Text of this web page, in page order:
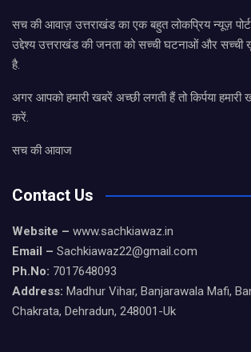
सच की आवाज़ उत्तराखंड का एक बहुत लोकप्रिय न्यूज़
उद्देश्य उत्तराखंड की जनता को सच्ची घटनाओं और सच्ची
है.
अगर आपको हमारी खबरें अच्छी लगती हैं तो किर्पया
करें.
सच की आवाज
Contact Us
Website – www.sachkiawaz.in
Email – Sachkiawaz22@gmail.com
Ph.No: 7017648093
Address: Madhur Vihar, Banjarawala Mafi,
Chakrata, Dehradun, 248001-Uk